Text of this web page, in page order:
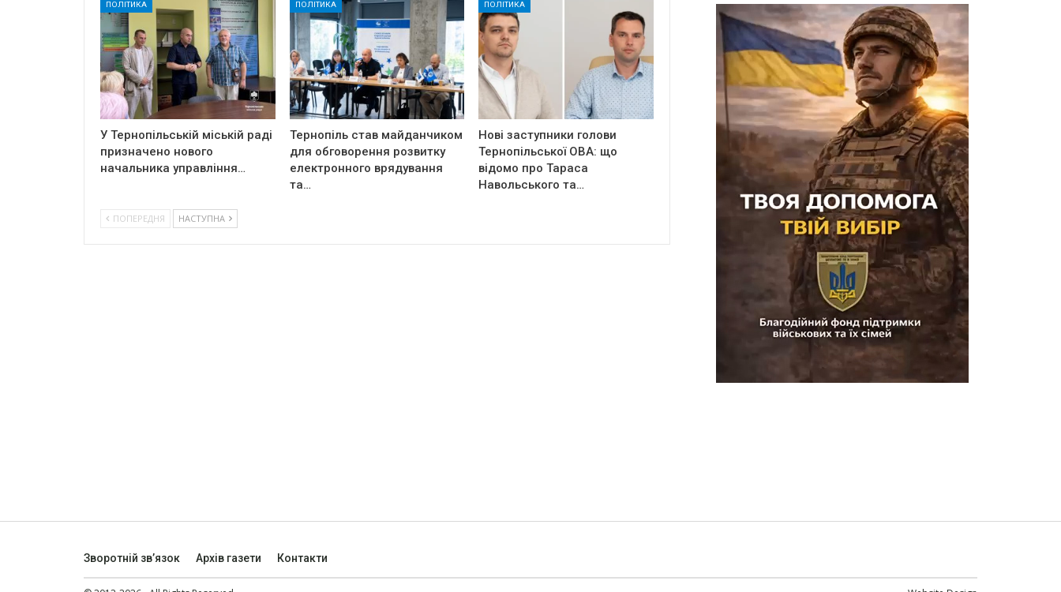
ПОЛІТИКА
У Тернопільській міській раді
призначено нового
начальника управління…
ПОЛІТИКА
Тернопіль став майданчиком
для обговорення розвитку
електронного врядування
та…
ПОЛІТИКА
Нові заступники голови
Тернопільської ОВА: що
відомо про Тараса
Навольського та…
ПОПЕРЕДНЯ НАСТУПНА
Зворотній зв’язок Архів газети Контакти